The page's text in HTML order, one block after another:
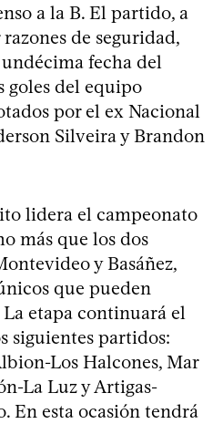
a la B. El partido, a
de seguridad,
fecha del
goles del equipo
por el ex Nacional
Silveira y Brandon
lidera el campeonato
más que los dos
y Basáñez,
que pueden
etapa continuará el
siguientes partidos:
Los Halcones, Mar
La Luz y Artigas-
En esta ocasión tendrá